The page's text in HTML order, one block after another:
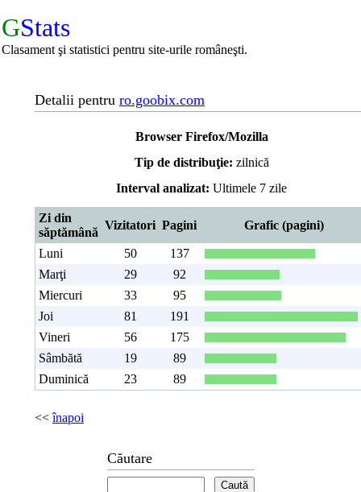
GStats
Clasament şi statistici pentru site-urile româneşti.
Căutare
Detalii pentru ro.goobix.com
Browser Firefox/Mozilla
Tip de distribuţie: zilnică
Interval analizat: Ultimele 7 zile
Zi din
săptămână
Vizitatori Pagini Grafic (pagini)
Luni 50
137
Marţi
29
92
Miercuri
33
95
Joi
81
191
Vineri
56
175
Sâmbătă
19
89
Duminică
23 89
<<înapoi